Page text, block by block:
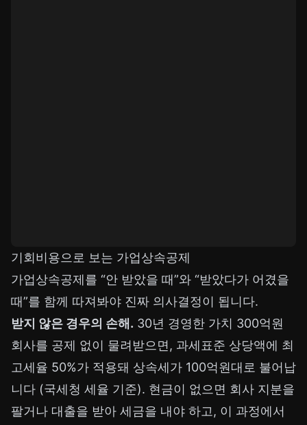
기회비용으로 보는 가업상속공제
가업상속공제를 “안 받았을 때”와 “받았다가 어겼을
때”를 함께 따져봐야 진짜 의사결정이 됩니다.
받지 않은 경우의 손해. 30년 경영한 가치 300억원
회사를 공제 없이 물려받으면, 과세표준 상당액에 최
고세율 50%가 적용돼 상속세가 100억원대로 불어납
니다 (국세청 세율 기준). 현금이 없으면 회사 지분을
팔거나 대출을 받아 세금을 내야 하고, 이 과정에서